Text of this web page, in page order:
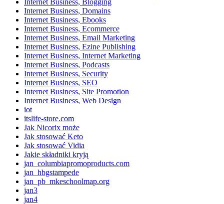
Internet Business, Domains
Internet Business, Ebooks
Internet Business, Ecommerce
Internet Business, Email Marketing
Internet Business, Ezine Publishing
Internet Business, Internet Marketing
Internet Business, Podcasts
Internet Business, Security
Internet Business, SEO
Internet Business, Site Promotion
Internet Business, Web Design
iot
itslife-store.com
Jak Nicorix może
Jak stosować Keto
Jak stosować Vidia
Jakie składniki kryją
jan_columbiapromoproducts.com
jan_hbgstampede
jan_pb_mkeschoolmap.org
jan3
jan4